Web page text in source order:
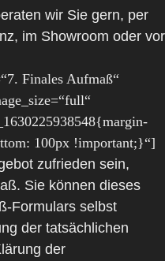
wir Sie gern, per
im Showroom oder vor
Finales Aufmaß“
100px !important;}“]
zufrieden sein,
Sie können dieses
Formulars selbst
der tatsächlichen
der